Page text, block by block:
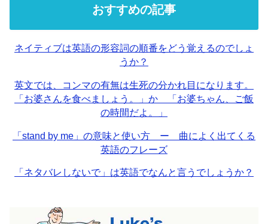
おすすめの記事
ネイティブは英語の形容詞の順番をどう覚えるのでしょ
うか？
英文では、コンマの有無は生死の分かれ目になります。
「お婆さんを食べましょう。」か 「お婆ちゃん、ご飯
の時間だよ。」
「stand by me」の意味と使い方 ー 曲によく出てくる
英語のフレーズ
「ネタバレしないで」は英語でなんと言うでしょうか？